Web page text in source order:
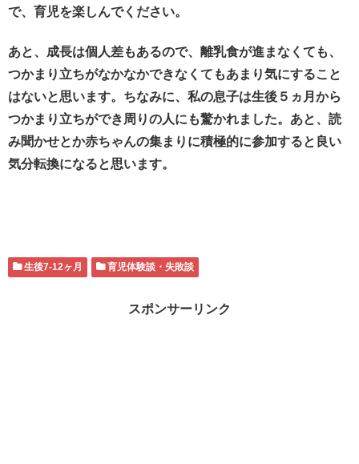
で、育児を楽しんでください。
あと、成長は個人差もあるので、離乳食が進まなくても、
つかまり立ちがなかなかできなくてもあまり気にすること
はないと思います。ちなみに、私の息子は生後５ヵ月から
つかまり立ちができ周りの人にも驚かれました。あと、読
み聞かせとか赤ちゃんの集まりに積極的に参加すると良い
気分転換になると思います。
生後7-12ヶ月 育児体験談・失敗談
スポンサーリンク